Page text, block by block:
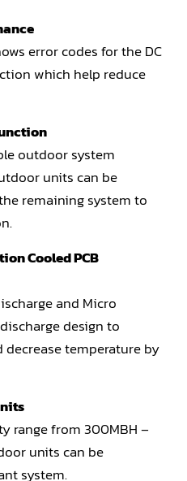
error codes for the DC
which help reduce
outdoor system
units can be
remaining system to
Cooled PCB
and Micro
design to
temperature by
range from 300MBH –
units can be
system.